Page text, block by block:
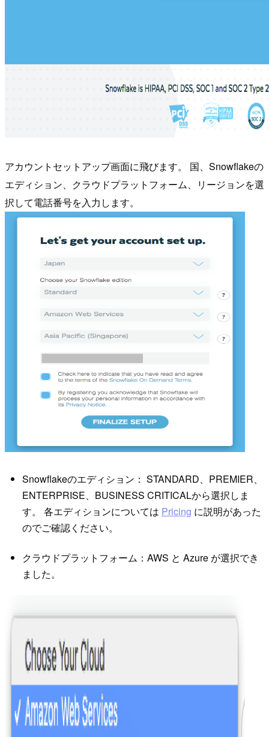
アカウントセットアップ画面に飛びます。 国、Snowflakeの
エディション、クラウドプラットフォーム、リージョンを選
択して電話番号を入力します。
Snowflakeのエディション： STANDARD、PREMIER、
ENTERPRISE、BUSINESS CRITICALから選択しま
す。 各エディションについては Pricing に説明があった
のでご確認ください。
クラウドプラットフォーム：AWS と Azure が選択でき
ました。